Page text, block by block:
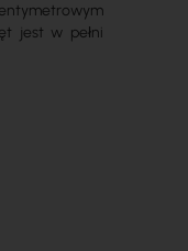
jest w pełni